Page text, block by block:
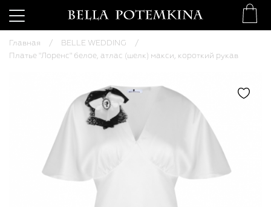
Главная
BELLE WEDDING
Платье "Лоренс" белое, атлас (шелк) макси, короткий рукав